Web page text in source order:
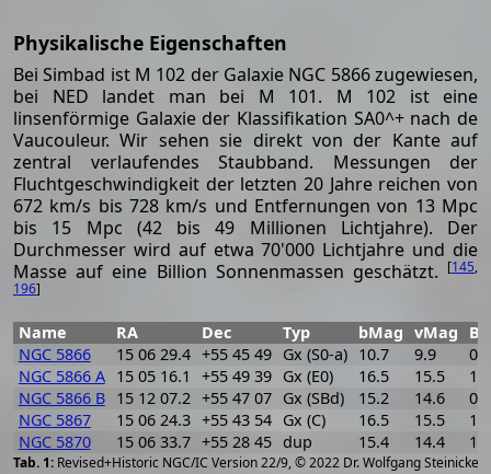
Physikalische Eigenschaften
Bei Simbad ist M 102 der Galaxie NGC 5866 zugewiesen,
bei NED landet man bei M 101. M 102 ist eine
linsenförmige Galaxie der Klassifikation SA0^+ nach de
Vaucouleur. Wir sehen sie direkt von der Kante auf
zentral verlaufendes Staubband. Messungen der
Fluchtgeschwindigkeit der letzten 20 Jahre reichen von
672 km/s bis 728 km/s und Entfernungen von 13 Mpc
bis 15 Mpc (42 bis 49 Millionen Lichtjahre). Der
Durchmesser wird auf etwa 70'000 Lichtjahre und die
Masse auf eine Billion Sonnenmassen geschätzt. [145,
196]
Revised+Historic NGC/IC Version 22/9, © 2022 Dr. Wolfgang Steinicke
Name RA Dec Typ bMag vMag
B-
NGC 5866
15 06 29.4 +55 45 49 Gx (S0-a) 10.7 9.9
0.8
NGC 5866 A 15 05 16.1 +55 49 39 Gx (E0) 16.5 15.5
1.0
NGC 5866 B 15 12 07.2 +55 47 07 Gx (SBd) 15.2 14.6
0.6
NGC 5867
15 06 24.3 +55 43 54 Gx (C) 16.5 15.5
1.0
NGC 5870
15 06 33.7 +55 28 45 dup 15.4 14.4 1.0